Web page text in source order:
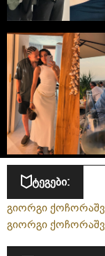
ტეგები:
გიორგი
გიორგი